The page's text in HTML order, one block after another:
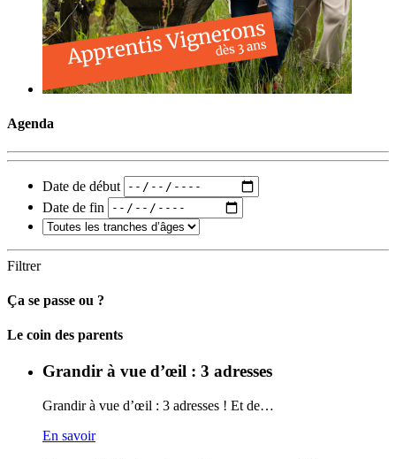
Agenda
Date de début
Date de fin
Filtrer
Ça se passe ou ?
Carto
Le coin des parents
Grandir à vue d’œil : 3 adresses
Grandir à vue d’œil : 3 adresses ! Et de…
En savoir